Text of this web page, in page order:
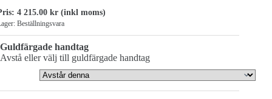
4 215.00 kr (inkl moms)
Beställningsvara
Guldfärgade handtag
Avstå eller välj till guldfärgade handtag